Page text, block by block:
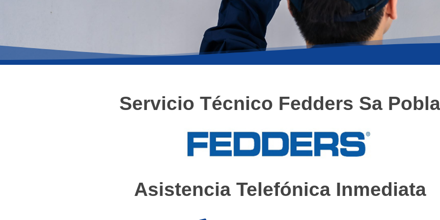
Servicio Técnico Fedders Sa Pobla
Asistencia Telefónica Inmediata